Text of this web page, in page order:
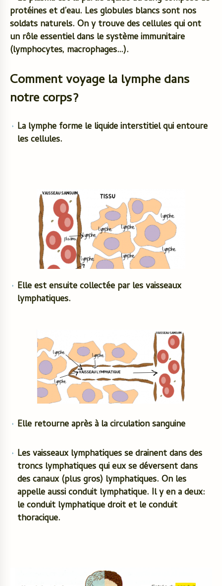
protéines et d’eau. Les globules blancs sont nos
soldats naturels. On y trouve des cellules qui ont
un rôle essentiel dans le système immunitaire
(lymphocytes, macrophages…).
Comment voyage la lymphe dans
notre corps?
La lymphe forme le liquide interstitiel qui entoure
les cellules.
Elle est ensuite collectée par les vaisseaux
lymphatiques.
Elle retourne après à la circulation sanguine
Les vaisseaux lymphatiques se drainent dans des
troncs lymphatiques qui eux se déversent dans
des canaux (plus gros) lymphatiques. On les
appelle aussi conduit lymphatique. Il y en a deux:
le conduit lymphatique droit et le conduit
thoracique.